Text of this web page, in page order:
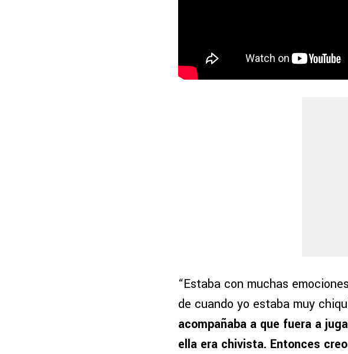
“Estaba con muchas
de cuando yo estaba muy
acompañaba a que fuera a
ella era chivista. Entonces